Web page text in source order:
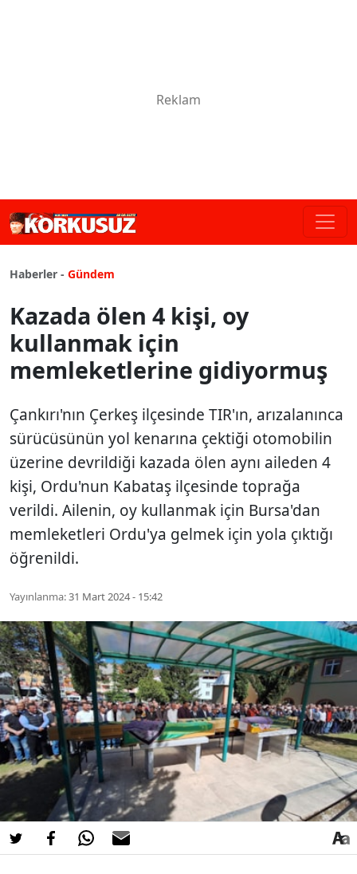
Haberler - Gündem
Kazada ölen 4 kişi, oy
kullanmak için
memleketlerine gidiyormuş
Çankırı'nın Çerkeş ilçesinde TIR'ın, arızalanınca
sürücüsünün yol kenarına çektiği otomobilin
üzerine devrildiği kazada ölen aynı aileden 4
kişi, Ordu'nun Kabataş ilçesinde toprağa
verildi. Ailenin, oy kullanmak için Bursa'dan
memleketleri Ordu'ya gelmek için yola çıktığı
öğrenildi.
Yayınlanma:31 Mart 2024 - 15:42